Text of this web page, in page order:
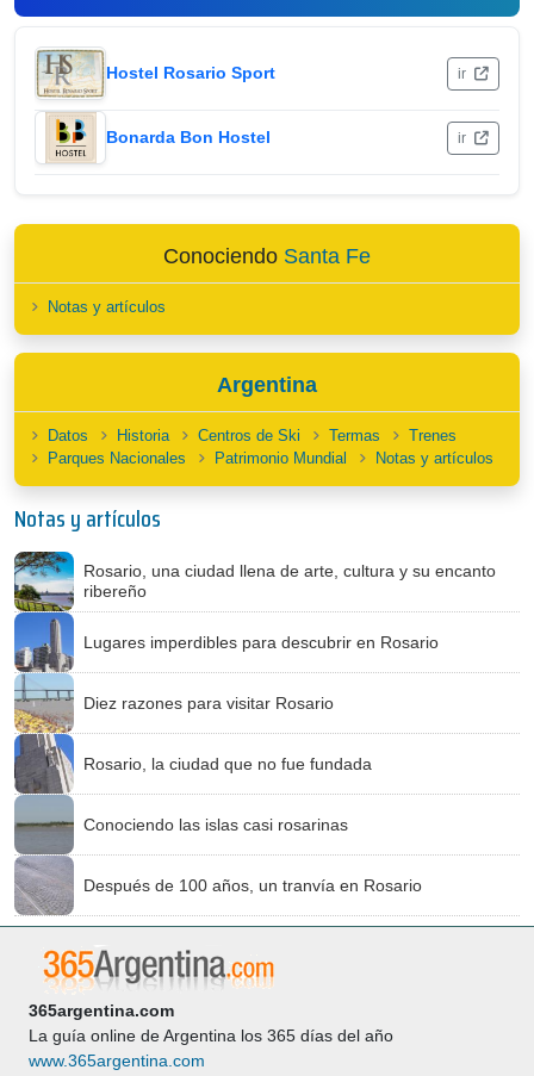
Hostel Rosario Sport ir
Bonarda Bon Hostel ir
Conociendo Santa Fe
Notas y artículos
Argentina
Datos Historia Centros de Ski Termas
Trenes
Parques Nacionales
Patrimonio Mundial Notas y artículos
Notas y artículos
Rosario, una ciudad llena de arte, cultura y su encanto
ribereño
Lugares imperdibles para descubrir en Rosario
Diez razones para visitar Rosario
Rosario, la ciudad que no fue fundada
Conociendo las islas casi rosarinas
Después de 100 años, un tranvía en Rosario
365argentina.com
La guía online de Argentina los 365 días del año
www.365argentina.com